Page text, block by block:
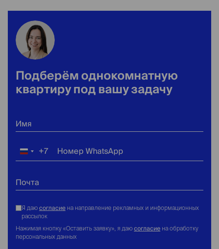
Подберём однокомнатную
квартиру под вашу задачу
Имя
Россия
+7 Номер WhatsApp
Почта
Я даю согласие на направление рекламных и информационных
рассылок
Нажимая кнопку «Оставить заявку», я даю согласие на обработку
персональных данных